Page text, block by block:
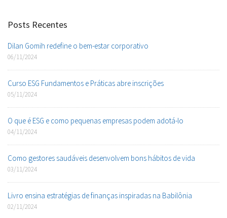
Posts Recentes
Dilan Gomih redefine o bem-estar corporativo
06/11/2024
Curso ESG Fundamentos e Práticas abre inscrições
05/11/2024
O que é ESG e como pequenas empresas podem adotá-lo
04/11/2024
Como gestores saudáveis desenvolvem bons hábitos de vida
03/11/2024
Livro ensina estratégias de finanças inspiradas na Babilônia
02/11/2024